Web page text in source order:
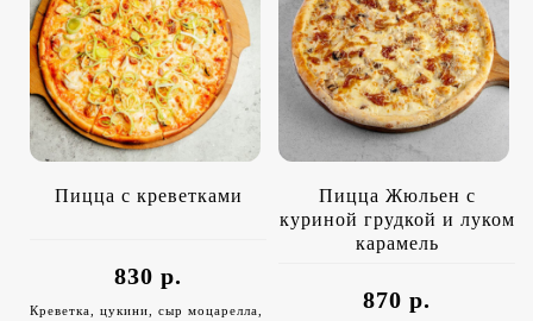
Пицца с креветками
830 р.
Креветка, цукини, сыр моцарелла,
Пицца Жюльен с
куриной грудкой и луком
карамель
870 р.